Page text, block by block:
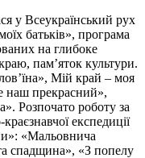
у Всеукраїнський рух
батьків», програма
на глибоке
пам’яток культури.
Мій край – моя
наш прекрасний»,
Розпочато роботу за
експедиції
«Мальовнича
спадщина», «З попелу